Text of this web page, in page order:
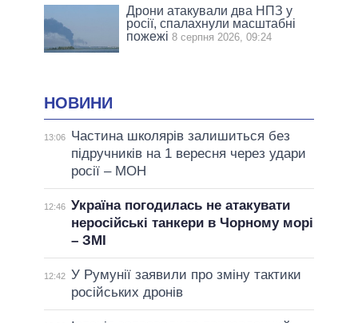
Дрони атакували два НПЗ у
росії, спалахнули масштабні
пожежі 8 серпня 2026, 09:24
НОВИНИ
13:06
Частина школярів залишиться без
підручників на 1 вересня через удари
росії – МОН
12:46 Україна погодилась не атакувати
неросійські танкери в Чорному морі
– ЗМІ
12:42 У Румунії заявили про зміну тактики
російських дронів